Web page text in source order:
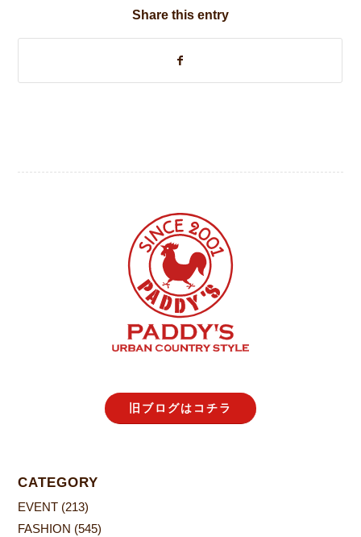
Share this entry
旧ブログはコチラ
CATEGORY
EVENT (213)
FASHION (545)